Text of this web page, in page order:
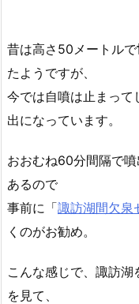
昔は高さ50メートルで
たようですが、
今では自噴は止まっ
出になっています。
おおむね60分間隔で
あるので
事前に「諏訪湖間欠泉
くのがお勧め。
こんな感じで、諏訪
を見て、